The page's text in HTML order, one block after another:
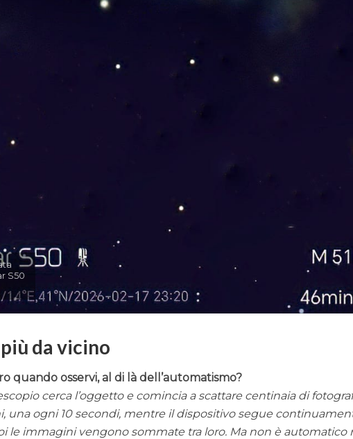
S50
da vicino
quando osservi, al di là dell’automatismo?
cerca l’oggetto e comincia a scattare centinaia di
una ogni 10 secondi, mentre il dispositivo segue
le immagini vengono sommate tra loro. Ma non è automatico